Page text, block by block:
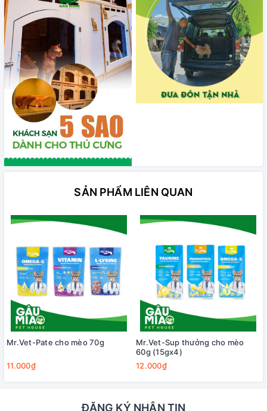
SẢN PHẨM LIÊN QUAN
Mr.Vet-Pate cho mèo 70g
11.000₫
Mr.Vet-Sup thưởng cho mèo
60g (15gx4)
12.000₫
ĐĂNG KÝ NHẬN TIN